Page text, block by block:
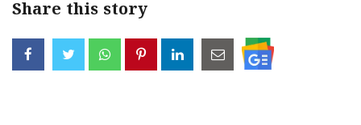
Share this story